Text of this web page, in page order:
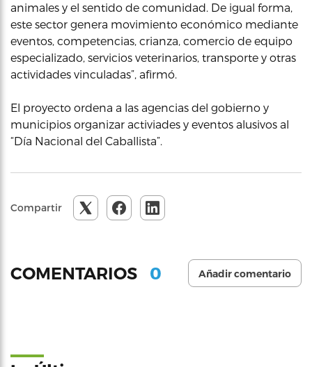
animales y el sentido de comunidad. De igual forma,
este sector genera movimiento económico mediante
eventos, competencias, crianza, comercio de equipo
especializado, servicios veterinarios, transporte y otras
actividades vinculadas”, afirmó.
El proyecto ordena a las agencias del gobierno y
municipios organizar activiades y eventos alusivos al
“Día Nacional del Caballista”.
Compartir
COMENTARIOS 0 Añadir comentario